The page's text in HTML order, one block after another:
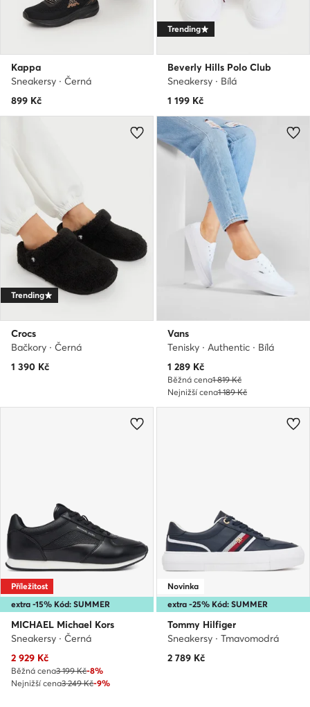
Kappa
Sneakersy · Černá
899 Kč
Trending
Beverly Hills Polo Club
Sneakersy · Bílá
1 199 Kč
Trending
Crocs
Bačkory · Černá
1 390 Kč
Vans
Tenisky · Authentic · Bílá
Aktuální cena
1 289 Kč
Běžná cena1 819 Kč
Nejnižší cena1 189 Kč
extra -15% Kód: SUMMER
Příležitost
MICHAEL Michael Kors
Sneakersy · Černá
Aktuální cena
2 929 Kč
Běžná cena3 199 Kč-8%
Nejnižší cena3 249 Kč-9%
extra -25% Kód: SUMMER
Novinka
Tommy Hilfiger
Sneakersy · Tmavomodrá
2 789 Kč